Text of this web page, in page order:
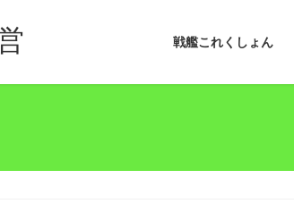
戦艦これくしょん